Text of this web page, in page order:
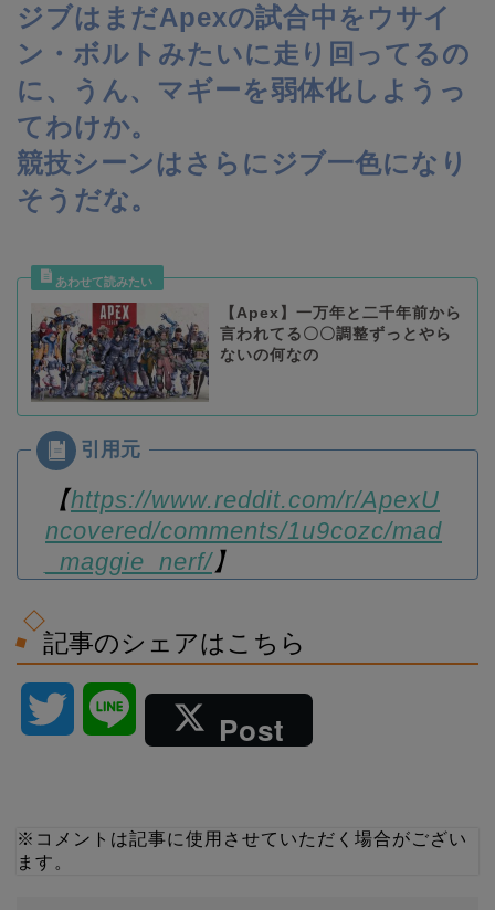
ジブはまだApexの試合中をウサイ
ン・ボルトみたいに走り回ってるの
に、うん、マギーを弱体化しようっ
てわけか。
競技シーンはさらにジブ一色になり
そうだな。
【Apex】一万年と二千年前から
言われてる〇〇調整ずっとやら
ないの何なの
【https://www.reddit.com/r/ApexU
ncovered/comments/1u9cozc/mad
_maggie_nerf/】
記事のシェアはこちら
Post
※コメントは記事に使用させていただく場合がござい
ます。